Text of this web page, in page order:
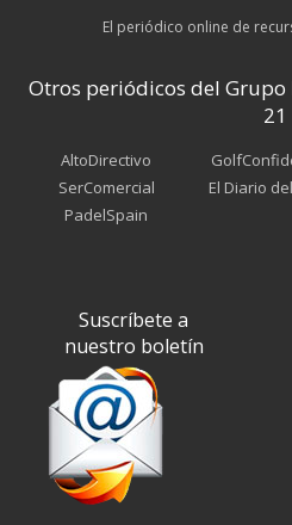
El periódico online de
Otros periódicos del
21
AltoDirectivo
SerComercial
PadelSpain
El Diario
Suscríbete a
nuestro boletín